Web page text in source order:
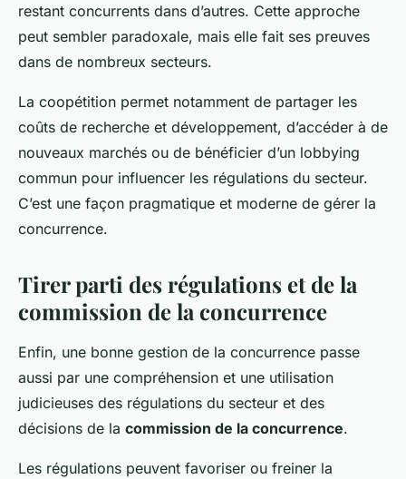
restant concurrents dans d’autres. Cette approche
peut sembler paradoxale, mais elle fait ses preuves
dans de nombreux secteurs.
La coopétition permet notamment de partager les
coûts de recherche et développement, d’accéder à de
nouveaux marchés ou de bénéficier d’un lobbying
commun pour influencer les régulations du secteur.
C’est une façon pragmatique et moderne de gérer la
concurrence.
Tirer parti des régulations et de la
commission de la concurrence
Enfin, une bonne gestion de la concurrence passe
aussi par une compréhension et une utilisation
judicieuses des régulations du secteur et des
décisions de la commission de la concurrence.
Les régulations peuvent favoriser ou freiner la